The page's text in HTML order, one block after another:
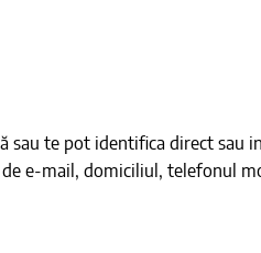
te pot identifica direct sau
e-mail, domiciliul, telefonul